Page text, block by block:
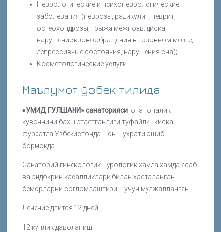
Неврологические и психоневрологические
заболевания (неврозы, радикулит, неврит,
остеохондрозы, грыжа межпозв. диска,
нарушение кровообращения в головном мозге,
депрессивные состояния, нарушения сна);
Косметологические услуги
Маълумот ўзбек тилида
«УМИД ГУЛШАНИ» санаторияси ота–оналик
кувончини бахш этаётганлиги туфайли , киска
фурсатда Узбекистонда шон шухрати ошиб
бормокда.
Санаторий гинекологик , урологик хамда хамда асаб
ва эндокрин касалликлари билан хасталанган
беморларни согломлаштириш учун мулжалланган.
Лечение длится 12 дней.
12 кунлик даволаниш.